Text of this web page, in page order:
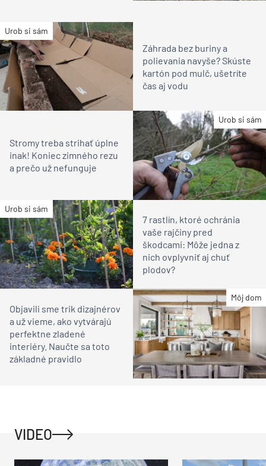
Urob si sám
Záhrada bez buriny a
polievania navyše? Skúste
kartón pod mulč, ušetríte
čas aj vodu
Urob si sám
Stromy treba strihať úplne
inak! Koniec zimného rezu
a prečo už nefunguje
Urob si sám
7 rastlín, ktoré ochránia
vaše rajčiny pred
škodcami: Môže jedna z
nich ovplyvniť aj chuť
plodov?
Môj dom
Objavili sme trik dizajnérov
a už vieme, ako vytvárajú
perfektne zladené
interiéry. Naučte sa toto
základné pravidlo
VIDEO